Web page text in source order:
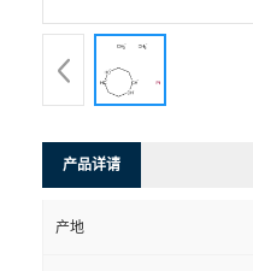
产品详请
产地